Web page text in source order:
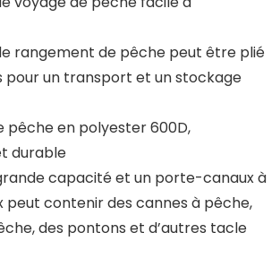
rangement de pêche peut être plié
pour un transport et un stockage
pêche en polyester 600D,
durable
capacité et un porte-canaux à
peut contenir des cannes à pêche,
des pontons et d’autres tacle